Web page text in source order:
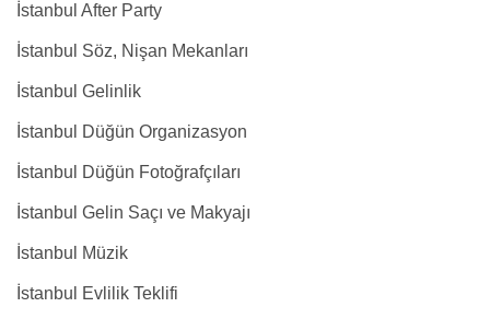
İstanbul After Party
İstanbul Söz, Nişan Mekanları
İstanbul Gelinlik
İstanbul Düğün Organizasyon
İstanbul Düğün Fotoğrafçıları
İstanbul Gelin Saçı ve Makyajı
İstanbul Müzik
İstanbul Evlilik Teklifi